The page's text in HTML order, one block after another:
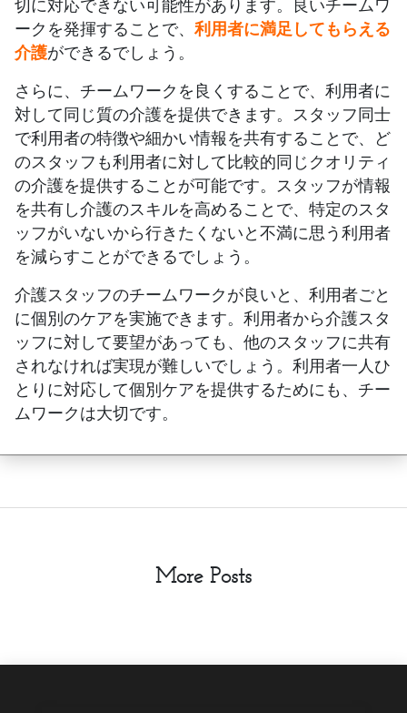
切に対応できない可能性があります。良いチームワ
ークを発揮することで、 利用者に満足してもらえる
介護ができるでしょう。
さらに、チームワークを良くすることで、利用者に
対して同じ質の介護を提供できます。スタッフ同士
で利用者の特徴や細かい情報を共有することで、ど
のスタッフも利用者に対して比較的同じクオリティ
の介護を提供することが可能です。スタッフが情報
を共有し介護のスキルを高めることで、特定のスタ
ッフがいないから行きたくないと不満に思う利用者
を減らすことができるでしょう。
介護スタッフのチームワークが良いと、利用者ごと
に個別のケアを実施できます。利用者から介護スタ
ッフに対して要望があっても、他のスタッフに共有
されなければ実現が難しいでしょう。利用者一人ひ
とりに対応して個別ケアを提供するためにも、チー
ムワークは大切です。
More Posts